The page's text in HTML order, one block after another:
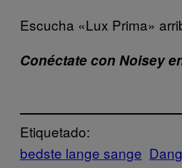
Escucha «Lux Prima»
Conéctate con Noisey
Etiquetado:
bedste lange sange